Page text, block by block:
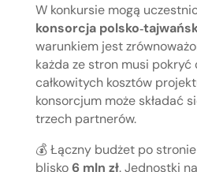
W konkursie mogą
konsorcja
warunkiem jest
każda ze stron musi pokryć
całkowitych kosztów
konsorcjum może składać
trzech partnerów.
💰 Łączny budżet po
blisko6 mln zł. Jednostki